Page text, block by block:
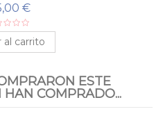
€
al carrito
ESTE
COMPRADO...